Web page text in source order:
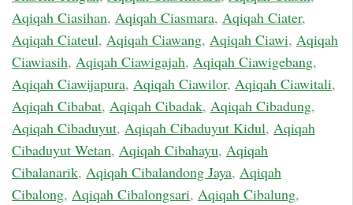
Aqiqah Ciasihan, Aqiqah Ciasmara, Aqiqah Ciater,
Aqiqah Ciateul, Aqiqah Ciawang, Aqiqah Ciawi, Aqiqah
Ciawiasih, Aqiqah Ciawigajah, Aqiqah Ciawigebang,
Aqiqah Ciawijapura, Aqiqah Ciawilor, Aqiqah Ciawitali,
Aqiqah Cibabat, Aqiqah Cibadak, Aqiqah Cibadung,
Aqiqah Cibaduyut, Aqiqah Cibaduyut Kidul, Aqiqah
Cibaduyut Wetan, Aqiqah Cibahayu, Aqiqah
Cibalanarik, Aqiqah Cibalandong Jaya, Aqiqah
Cibalong, Aqiqah Cibalongsari, Aqiqah Cibalung,